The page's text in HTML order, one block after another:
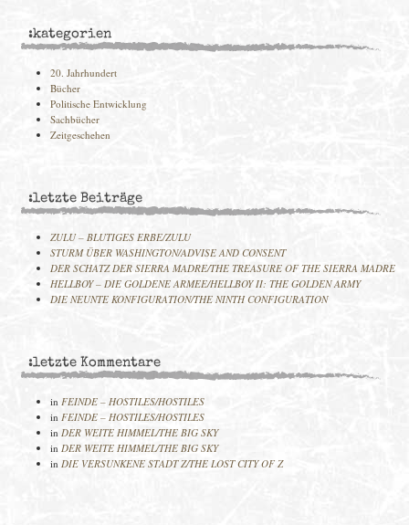
:kategorien
20. Jahrhundert
Bücher
Politische Entwicklung
Sachbücher
Zeitgeschehen
:letzte Beiträge
ZULU – BLUTIGES ERBE/ZULU
STURM ÜBER WASHINGTON/ADVISE AND CONSENT
DER SCHATZ DER SIERRA MADRE/THE TREASURE OF THE SIERRA MADRE
HELLBOY – DIE GOLDENE ARMEE/HELLBOY II: THE GOLDEN ARMY
DIE NEUNTE KONFIGURATION/THE NINTH CONFIGURATION
:letzte Kommentare
in FEINDE – HOSTILES/HOSTILES
in FEINDE – HOSTILES/HOSTILES
in DER WEITE HIMMEL/THE BIG SKY
in DER WEITE HIMMEL/THE BIG SKY
in DIE VERSUNKENE STADT Z/THE LOST CITY OF Z